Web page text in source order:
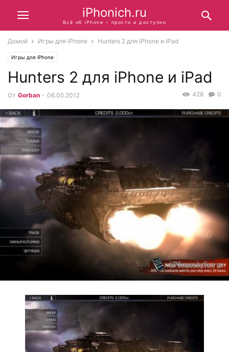
iPhonich.ru
Всё об iPhone – просто и доступно
Домой Игры для iPhone Hunters 2 для iPhone и iPad
Игры для iPhone
Hunters 2 для iPhone и iPad
От Gorban - 06.05.2012 0
428